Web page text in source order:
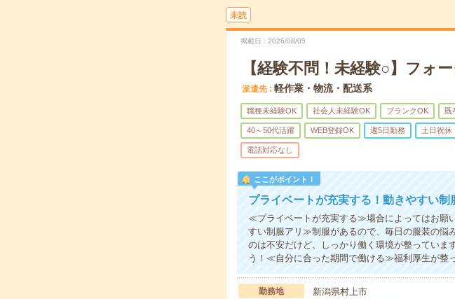
未読
掲載日 2026/08/05
【経験不問！未経験○】フォ
派遣先 軽作業・物流・配送系
職種未経験OK 社会人未経験OK ブランクOK 既
40～50代活躍 WEB登録OK 週5日勤務 土日祝休
電話対応なし
ここがポイント！
プライベートが充実する！動きやすい制
≪プライベートが充実する≫場合によってはお願
すい制服アリ≫制服があるので、毎日の服装の
のは不安だけど、しっかり働く環境が整っていま
う！≪自分に合った期間で働ける≫福利厚生が整
勤務地
新潟県村上市